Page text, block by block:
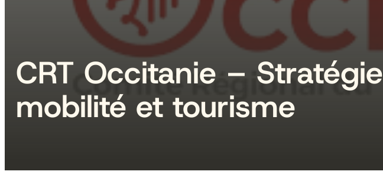
CRT Occitanie – Stratégie
mobilité et tourisme